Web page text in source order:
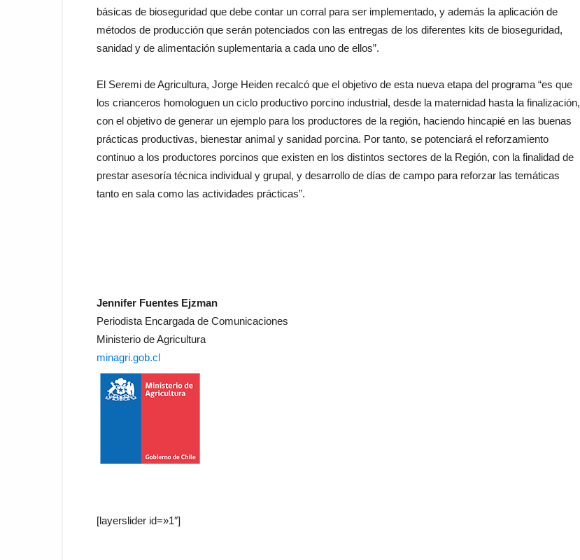
básicas de bioseguridad que debe contar un corral para ser implementado, y además la aplicación de
métodos de producción que serán potenciados con las entregas de los diferentes kits de bioseguridad,
sanidad y de alimentación suplementaria a cada uno de ellos”.
El Seremi de Agricultura, Jorge Heiden recalcó que el objetivo de esta nueva etapa del programa “es que
los crianceros homologuen un ciclo productivo porcino industrial, desde la maternidad hasta la finalización,
con el objetivo de generar un ejemplo para los productores de la región, haciendo hincapié en las buenas
prácticas productivas, bienestar animal y sanidad porcina. Por tanto, se potenciará el reforzamiento
continuo a los productores porcinos que existen en los distintos sectores de la Región, con la finalidad de
prestar asesoría técnica individual y grupal, y desarrollo de días de campo para reforzar las temáticas
tanto en sala como las actividades prácticas”.
Jennifer Fuentes Ejzman
Periodista Encargada de Comunicaciones
Ministerio de Agricultura
minagri.gob.cl
[layerslider id=»1″]